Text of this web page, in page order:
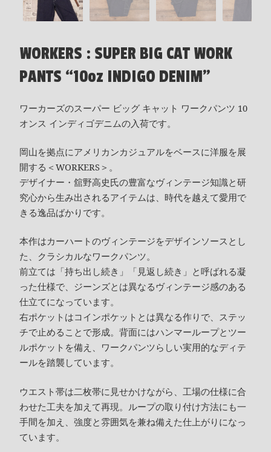
WORKERS : SUPER BIG CAT WORK
PANTS “10oz INDIGO DENIM”
ワーカーズのスーパー ビッグ キャット ワークパンツ 10
オンス インディゴデニムの入荷です。
岡山を拠点にアメリカンカジュアルをベースに洋服を展
開する＜WORKERS＞。
デザイナー・舘野高史氏の豊富なヴィンテージ知識と研
究心から生み出されるアイテムは、時代を越えて愛用で
きる逸品ばかりです。
本作はカーハートのヴィンテージをデザインソースとし
た、クラシカルなワークパンツ。
前立ては「持ち出し続き」「見返し続き」と呼ばれる凝
った仕様で、ジーンズとは異なるヴィンテージ感のある
仕立てになっています。
右ポケットはコインポケットとは異なる作りで、ステッ
チで止めることで形成。背面にはハンマーループとツー
ルポケットを備え、ワークパンツらしい実用的なディテ
ールを踏襲しています。
ウエスト帯は二枚帯に見せかけながら、工場の仕様に合
わせた工夫を加えて再現。ループの取り付け方法にも一
手間を加え、強度と雰囲気を兼ね備えた仕上がりになっ
ています。